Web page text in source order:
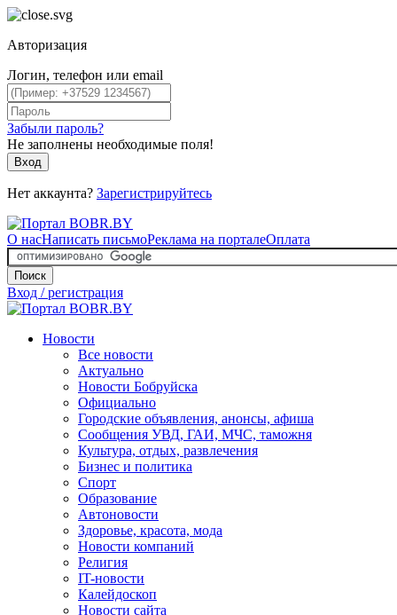
Авторизация
Логин, телефон или email
Забыли пароль?
Не заполнены необходимые поля!
Вход
Нет аккаунта? Зарегистрируйтесь
О насНаписать письмоРеклама на порталеОплата
Поиск
Вход / регистрация
Новости
Все новости
Актуально
Новости Бобруйска
Официально
Городские объявления, анонсы, афиша
Сообщения УВД, ГАИ, МЧС, таможня
Культура, отдых, развлечения
Бизнес и политика
Спорт
Образование
Автоновости
Здоровье, красота, мода
Новости компаний
Религия
IT-новости
Калейдоскоп
Новости сайта